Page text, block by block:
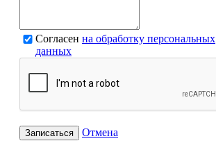
Согласен на обработку персональных
данных
Записаться Отмена